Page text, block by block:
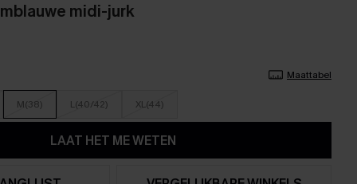
midi-jurk
Maattabel
M(38) L(40/42) XL(44)
LAAT HET ME WETEN